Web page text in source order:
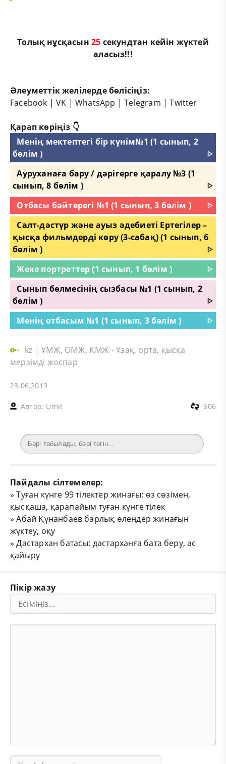
Толық нұсқасын25 секундтан кейін жүктей
аласыз!!!
Әлеуметтік желілерде бөлісіңіз:
Facebook |VK |WhatsApp |Telegram |Twitter
Қарап көріңіз 👇
Менің мектептегі бір күнім№1 (1 сынып, 2
бөлім )
ᐈ
Ауруханаға бару / дәрігерге қаралу №3 (1
сынып, 8 бөлім )
ᐈ
Отбасы бәйтерегі №1 (1 сынып, 3 бөлім )
ᐈ
Салт-дәстүр және ауыз әдебиеті Ертегілер –
қысқа фильмдерді көру (3-сабақ) (1 сынып, 6
бөлім )
ᐈ
Жеке портреттер (1 сынып, 1 бөлім )
ᐈ
Сынып бөлмесінің сызбасы №1 (1 сынып, 2
бөлім )
ᐈ
Менің отбасым №1 (1 сынып, 3 бөлім )
ᐈ
kz |ҰМЖ, ОМЖ, ҚМЖ - Ұзақ, орта, қысқа
мерзімді жоспар
23.06.2019
Автор: Umit 606
Пайдалы сілтемелер:
»Туған күнге 99 тілектер жинағы: өз сөзімен,
қысқаша, қарапайым туған күнге тілек
»Абай Құнанбаев барлық өлеңдер жинағын
жүктеу, оқу
»Дастархан батасы: дастарханға бата беру, ас
қайыру
Пікір жазу